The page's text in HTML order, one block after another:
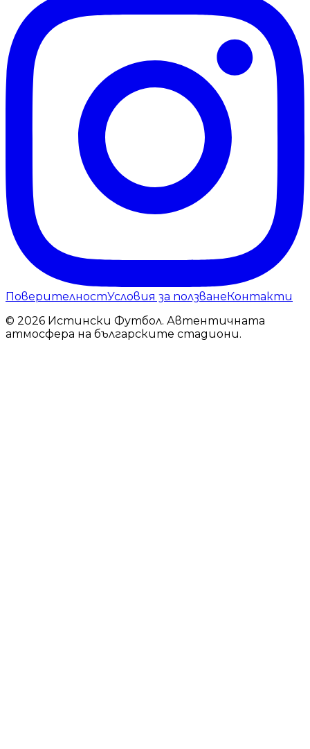
ПоверителностУсловия за ползванеКонтакти
© 2026 Истински Футбол. Автентичната
атмосфера на българските стадиони.